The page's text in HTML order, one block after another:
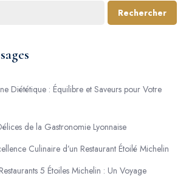
Rechercher
Diététique : Équilibre et Saveurs pour Votre
de la Gastronomie Lyonnaise
Culinaire d’un Restaurant Étoilé Michelin
5 Étoiles Michelin : Un Voyage